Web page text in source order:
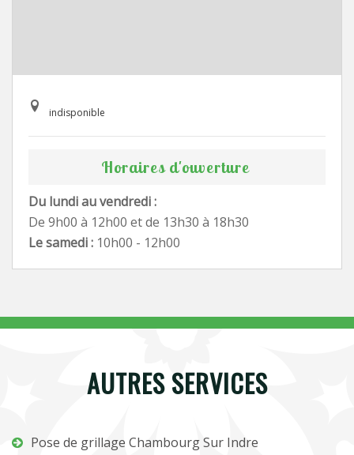
indisponible
Horaires d'ouverture
Du lundi au vendredi :
De 9h00 à 12h00 et de 13h30 à 18h30
Le samedi : 10h00 - 12h00
AUTRES SERVICES
Pose de grillage Chambourg Sur Indre